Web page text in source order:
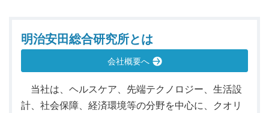
明治安田総合研究所とは
会社概要へ
当社は、ヘルスケア、先端テクノロジー、生活設
計、社会保障、経済環境等の分野を中心に、クオリ